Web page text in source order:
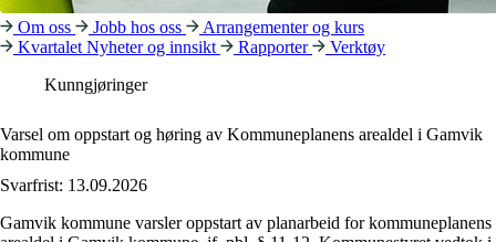
Om oss Jobb hos oss
Arrangementer og kurs
Kvartalet Nyheter og innsikt Rapporter
Verktøy
Kunngjøringer
Varsel om oppstart og høring av Kommuneplanens arealdel i Gamvik
kommune
Svarfrist: 13.09.2026
Gamvik kommune varsler oppstart av planarbeid for kommuneplanens